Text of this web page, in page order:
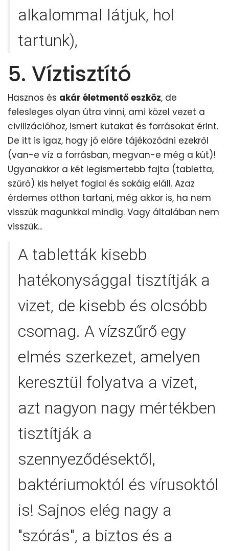
alkalommal látjuk, hol
tartunk),
5. Víztisztító
Hasznos és akár életmentő eszköz, de
felesleges olyan útra vinni, ami közel vezet a
civilizációhoz, ismert kutakat és forrásokat érint.
De itt is igaz, hogy jó előre tájékozódni ezekről
(van-e víz a forrásban, megvan-e még a kút)!
Ugyanakkor a két legismertebb fajta (tabletta,
szűrő) kis helyet foglal és sokáig eláll. Azaz
érdemes otthon tartani, még akkor is, ha nem
visszük magunkkal mindig. Vagy általában nem
visszük...
A tabletták kisebb
hatékonysággal tisztítják a
vizet, de kisebb és olcsóbb
csomag. A vízszűrő egy
elmés szerkezet, amelyen
keresztül folyatva a vizet,
azt nagyon nagy mértékben
tisztítják a
szennyeződésektől,
baktériumoktól és vírusoktól
is! Sajnos elég nagy a
"szórás", a biztos és a